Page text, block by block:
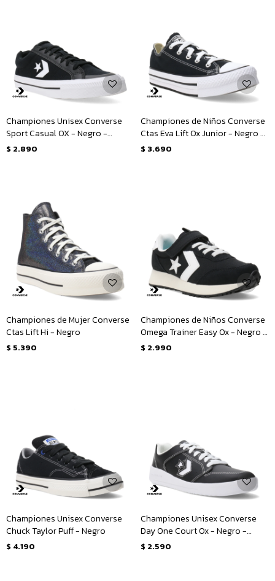
Championes Unisex Converse
Sport Casual OX - Negro -
Blanco
$ 2.890
Championes de Niños Converse
Ctas Eva Lift Ox Junior - Negro -
Blanco
$ 3.690
Championes de Mujer Converse
Ctas Lift Hi - Negro
$ 5.390
Championes de Niños Converse
Omega Trainer Easy Ox - Negro -
Blanco
$ 2.990
Championes Unisex Converse
Chuck Taylor Puff - Negro
$ 4.190
Championes Unisex Converse
Day One Court Ox - Negro -
Blanco
$ 2.590